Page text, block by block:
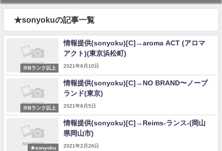
★sonyokuの記事一覧
※Bランク以上
情報提供(sonyoku)[C]→aroma ACT (アロマ
アクト)(東京浜松町)
2021年6月10日
※Bランク以上
情報提供(sonyoku)[C]→NO BRAND〜ノーブ
ランド(東京)
2021年6月5日
★sonyoku
情報提供(sonyoku)[C]→Reims-ランス-(岡山
県岡山市)
2021年2月26日